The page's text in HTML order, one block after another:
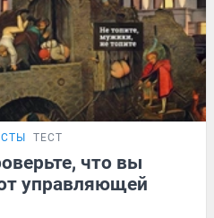
ТЕСТ
что вы
управляющей